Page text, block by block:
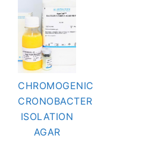
CHROMOGENIC
CRONOBACTER
ISOLATION
AGAR